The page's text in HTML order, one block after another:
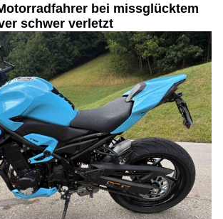
bei missglücktem
schwer verletzt